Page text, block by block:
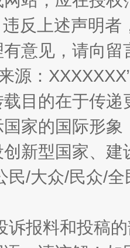
白藏房 除
违反上述声明
意见，请向
源：
目的在于传
家的国际形
新型国家、
民/大众/民众/
诉报料和投稿